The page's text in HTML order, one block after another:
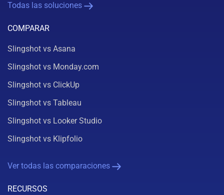
Todas las soluciones
COMPARAR
Slingshot vs Asana
Slingshot vs Monday.com
Slingshot vs ClickUp
Slingshot vs Tableau
Slingshot vs Looker Studio
Slingshot vs Klipfolio
Ver todas las comparaciones
RECURSOS